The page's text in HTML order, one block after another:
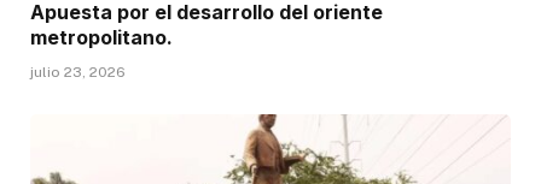
Apuesta por el desarrollo del oriente
metropolitano.
julio 23, 2026